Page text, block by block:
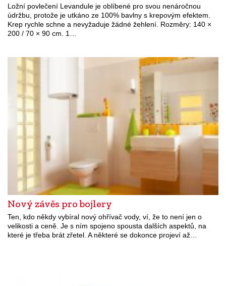
Ložní povlečení Levandule je oblíbené pro svou nenáročnou
údržbu, protože je utkáno ze 100% bavlny s krepovým efektem.
Krep rychle schne a nevyžaduje žádné žehlení. Rozměry: 140 ×
200 / 70 × 90 cm. 1…
Nový závěs pro bojlery
Ten, kdo někdy vybíral nový ohřívač vody, ví, že to není jen o
velikosti a ceně. Je s ním spojeno spousta dalších aspektů, na
které je třeba brát zřetel. A některé se dokonce projeví až…